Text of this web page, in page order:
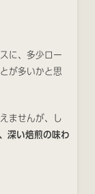
に、多少ロー
が多いかと思
ませんが、し
深い焙煎の味わ